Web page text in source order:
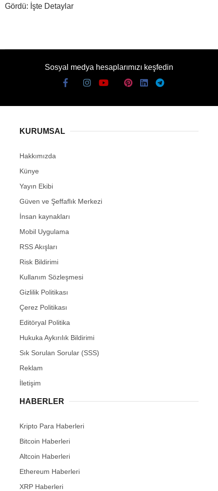
Gördü: İşte Detaylar
Sosyal medya hesaplarımızı keşfedin
KURUMSAL
Hakkımızda
Künye
Yayın Ekibi
Güven ve Şeffaflık Merkezi
İnsan kaynakları
Mobil Uygulama
RSS Akışları
Risk Bildirimi
Kullanım Sözleşmesi
Gizlilik Politikası
Çerez Politikası
Editöryal Politika
Hukuka Aykırılık Bildirimi
Sık Sorulan Sorular (SSS)
Reklam
İletişim
HABERLER
Kripto Para Haberleri
Bitcoin Haberleri
Altcoin Haberleri
Ethereum Haberleri
XRP Haberleri